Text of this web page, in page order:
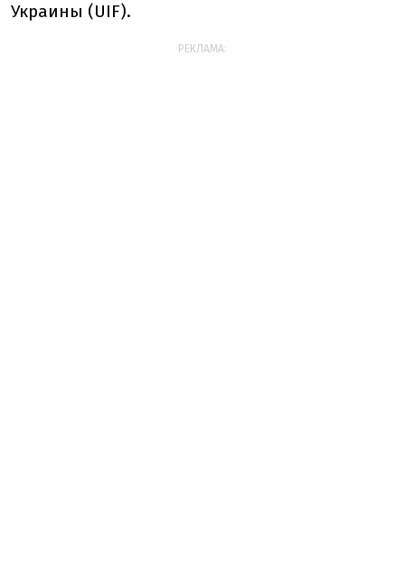
Украины (UIF).
РЕКЛАМА: